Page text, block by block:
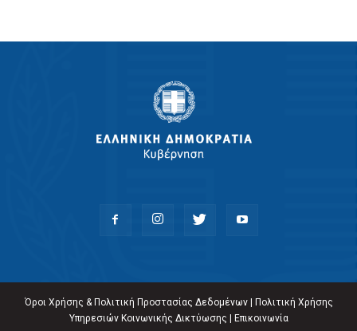
Όροι Χρήσης & Πολιτική Προστασίας Δεδομένων|
Πολιτική Χρήσης
Υπηρεσιών Κοινωνικής Δικτύωσης
Επικοινωνία